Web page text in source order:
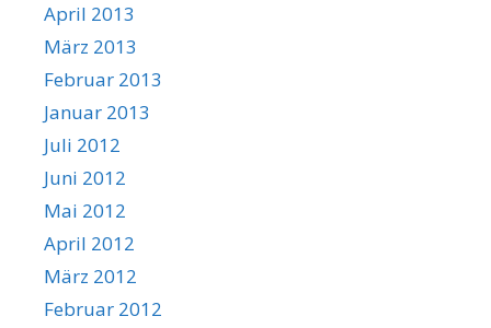
April 2013
März 2013
Februar 2013
Januar 2013
Juli 2012
Juni 2012
Mai 2012
April 2012
März 2012
Februar 2012